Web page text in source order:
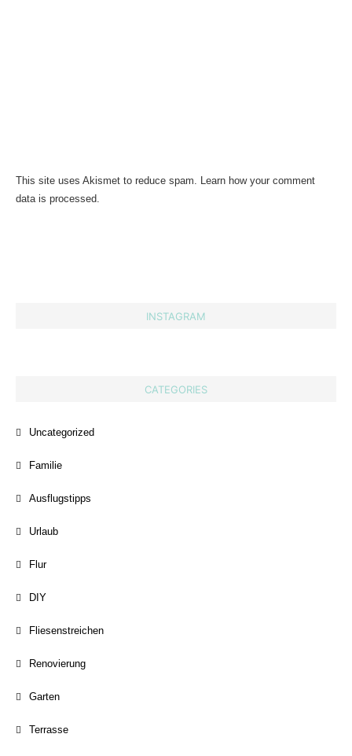
This site uses Akismet to reduce spam. Learn how your comment
data is processed.
INSTAGRAM
CATEGORIES
Uncategorized
Familie
Ausflugstipps
Urlaub
Flur
DIY
Fliesenstreichen
Renovierung
Garten
Terrasse